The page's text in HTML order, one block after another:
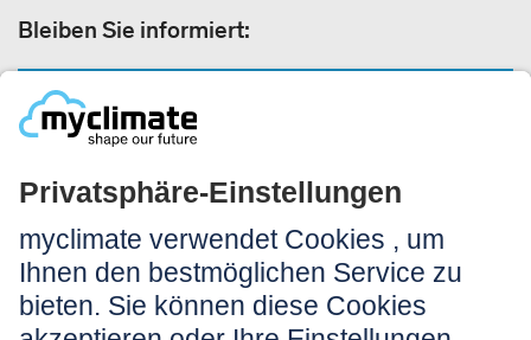
Bleiben Sie informiert:
Rechtliches:
Impressum
Nutzungshinweis